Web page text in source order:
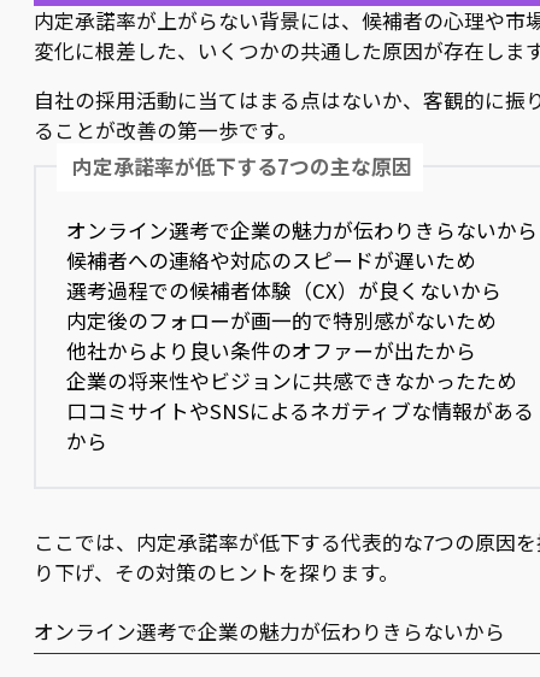
内定承諾率が上がらない背景には、候補者の心理や市
変化に根差した、いくつかの共通した原因が存在しま
自社の採用活動に当てはまる点はないか、客観的に振
ることが改善の第一歩です。
内定承諾率が低下する7つの主な原因
オンライン選考で企業の魅力が伝わりきらないから
候補者への連絡や対応のスピードが遅いため
選考過程での候補者体験（CX）が良くないから
内定後のフォローが画一的で特別感がないため
他社からより良い条件のオファーが出たから
企業の将来性やビジョンに共感できなかったため
口コミサイトやSNSによるネガティブな情報がある
から
ここでは、内定承諾率が低下する代表的な7つの原因
り下げ、その対策のヒントを探ります。
オンライン選考で企業の魅力が伝わりきらないから